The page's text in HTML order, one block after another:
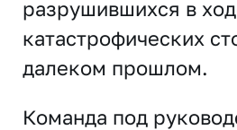
разрушившихся в
катастрофических
далеком прошлом.
Команда под